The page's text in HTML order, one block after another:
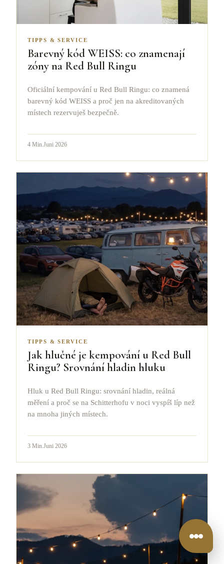
TIPPS & SERVICE
Barevný kód WEISS: co znamenají
zóny na Red Bull Ringu
Oficiální kempování u Red Bull Ringu: co znamená
barevný kód WEISS a proč jen na akreditovaných
místech rezervuješ bezpečně.
4 Min.Juni 2026
TIPPS & SERVICE
Jak hlučné je kempování u Red Bull
Ringu? Srovnání hladin hluku
Hluk u Red Bull Ringu: srovnání hladin, reálná
měření a proč se na Schitterhofu v noci vyspíš líp než
na mnoha jiných místech.
3 Min. Juni 2026